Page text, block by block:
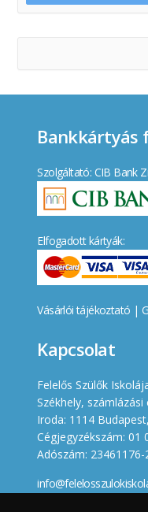
Bankkártyás
Szolgáltató: CIB Bank
Elfogadott kártyák:
Vásárlói tájékoztató |
Kapcsolat
Felelős Szülők
Székhely,
Iroda: 1114
Cégjegyzékszám: 01
Adószám: 23461176-